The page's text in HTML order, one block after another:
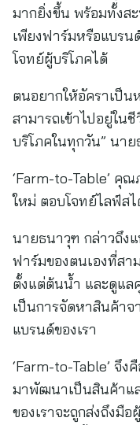
มากยิ่งขึ้น พร้อมทั้งสะ
เพียงฟาร์มหรือแบร
โจทย์ผู้บริโภคได้
ตนอยากให้อัคราเป็น
สามารถเข้าไปอยู่ใน
บริโภคในทุกวัน” นา
‘Farm-to-Table’ คุ
ใหม่ ตอบโจทย์ไลฟ์สไ
นายธนาวุฑ กล่าวถึงแ
ฟาร์มของตนเองที่สา
ตั้งแต่ต้นน้ำ และดูแ
เป็นการจัดหาสินค้า
แบรนด์ของเรา
‘Farm-to-Table’ จึ
มาพัฒนาเป็นสินค้าแ
ของเราจะถูกส่งถึงมื